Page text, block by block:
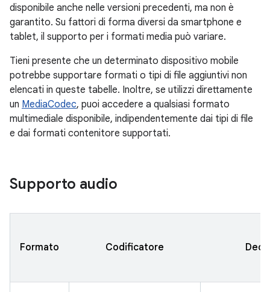
disponibile anche nelle versioni precedenti, ma non è
garantito. Su fattori di forma diversi da smartphone e
tablet, il supporto per i formati media può variare.
Tieni presente che un determinato dispositivo mobile
potrebbe supportare formati o tipi di file aggiuntivi non
elencati in queste tabelle. Inoltre, se utilizzi direttamente
un MediaCodec, puoi accedere a qualsiasi formato
multimediale disponibile, indipendentemente dai tipi di file
e dai formati contenitore supportati.
Supporto audio
Formato Codificatore